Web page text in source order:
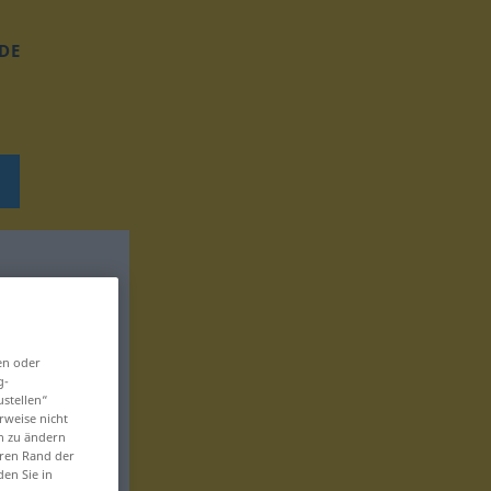
DE
oder
nicht
zu ändern
Rand der
Sie in